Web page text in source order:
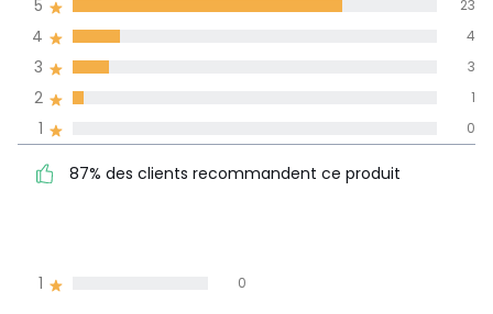
obtenue sur
1 0
4
recommandent ce produit
1 0
2 1
3 3
4 4
5 23
87% des clients recommandent ce produit